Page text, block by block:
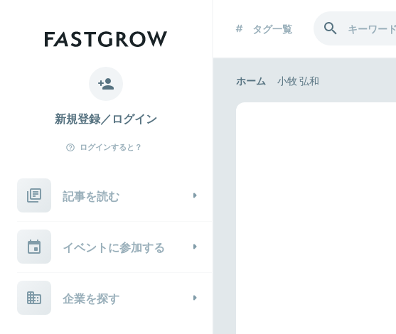
新規登録／ログイン
ログインすると？
記事を読む
イベントに参加する
企業を探す
タグ一覧
ホーム 小牧 弘和